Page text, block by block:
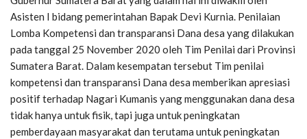
Asisten I bidang pemerintahan Bapak Devi Kurnia. Penilaian
Lomba Kompetensi dan transparansi Dana desa yang dilakukan
pada tanggal 25 November 2020 oleh Tim Penilai dari Provinsi
Sumatera Barat. Dalam kesempatan tersebut Tim penilai
kompetensi dan transparansi Dana desa memberikan apresiasi
positif terhadap Nagari Kumanis yang menggunakan dana desa
tidak hanya untuk fisik, tapi juga untuk peningkatan
pemberdayaan masyarakat dan terutama untuk peningkatan